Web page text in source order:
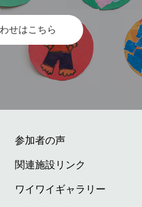
せはこちら
参加者の声
関連施設リンク
ワイワイギャラリー